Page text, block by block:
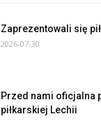
Zaprezentowali się
2026-07-30
Przed nami oficjalna
piłkarskiej Lechii